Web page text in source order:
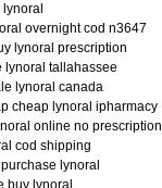
overnight cod n3647
lynoral prescription
lynoral tallahassee
lynoral canada
cheap lynoral ipharmacy
online no prescription
cod shipping
lynoral
buy lynoral